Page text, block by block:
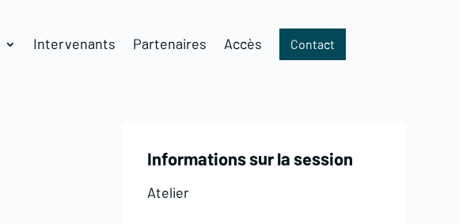
Intervenants Partenaires Accès Contact
Informations sur la session
Atelier